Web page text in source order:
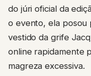
do júri oficial da
o evento, ela posou
vestido da grife
online rapidamente
magreza excessiva.